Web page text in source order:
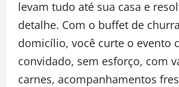
levam tudo até sua casa e
detalhe. Com o buffet de
domicílio, você curte o evento
convidado, sem esforço, com
carnes, acompanhamentos